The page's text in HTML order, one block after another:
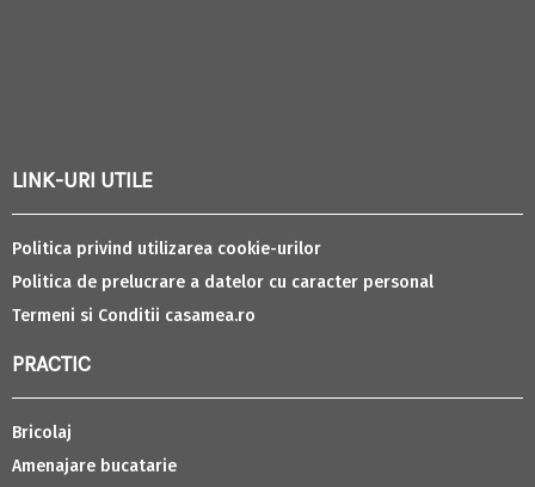
LINK-URI UTILE
Politica privind utilizarea cookie-urilor
Politica de prelucrare a datelor cu caracter personal
Termeni si Conditii casamea.ro
PRACTIC
Bricolaj
Amenajare bucatarie